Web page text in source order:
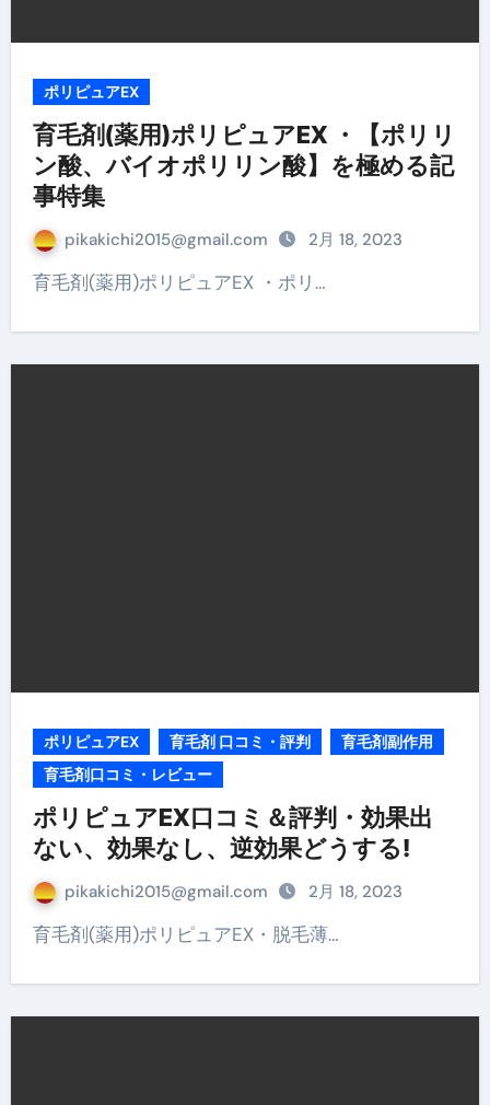
ポリピュアEX
育毛剤(薬用)ポリピュアEX ・【ポリリ
ン酸、バイオポリリン酸】を極める記
事特集
pikakichi2015@gmail.com 2月 18, 2023
育毛剤(薬用)ポリピュアEX ・ポリ…
ポリピュアEX 育毛剤 口コミ・評判
育毛剤副作用
育毛剤口コミ・レビュー
ポリピュアEX口コミ＆評判・効果出
ない、効果なし、逆効果どうする!
pikakichi2015@gmail.com 2月 18, 2023
育毛剤(薬用)ポリピュアEX・脱毛薄…